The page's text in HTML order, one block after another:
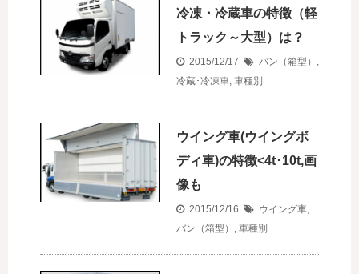
冷凍・冷蔵車の特徴（軽
トラック～大型）は？
2015/12/17 バン（箱型） ,
冷蔵･冷凍車, 車種別
ウイング車(ウイングボ
ディ車)の特徴<4t･10t,画
像も
2015/12/16 ウイング車,
バン（箱型） , 車種別